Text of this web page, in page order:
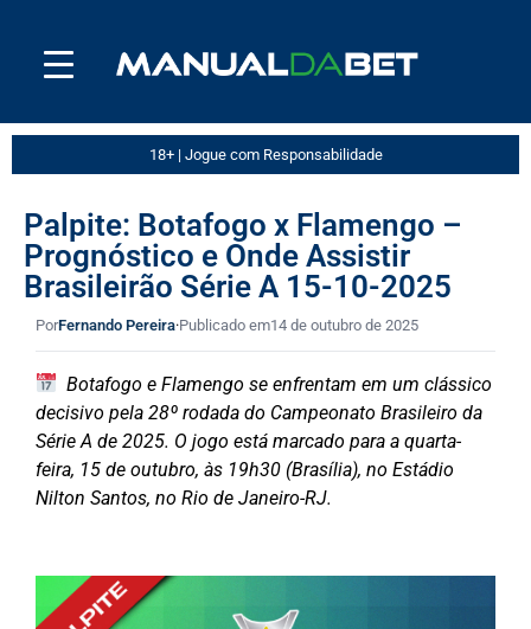
18+ | Jogue com Responsabilidade
Palpite: Botafogo x Flamengo –
Prognóstico e Onde Assistir
Brasileirão Série A 15-10-2025
PorFernando Pereira·Publicado em14 de outubro de 2025
Botafogo e Flamengo se enfrentam em um clássico
decisivo pela 28º rodada do Campeonato Brasileiro da
Série A de 2025. O jogo está marcado para a quarta-
feira, 15 de outubro, às 19h30 (Brasília), no Estádio
Nilton Santos, no Rio de Janeiro-RJ.